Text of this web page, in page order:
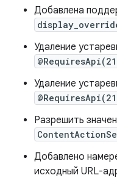
Добавлена
Удаление
Удаление
Разрешить
Добавлено
исходный URL-